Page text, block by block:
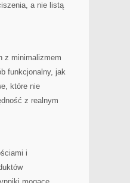
a nie listą
z minimalizmem
funkcjonalny, jak
które nie
z realnym
i